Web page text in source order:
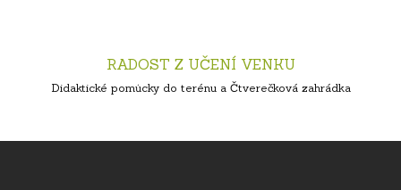
RADOST Z UČENÍ VENKU
Didaktické pomůcky do terénu a Čtverečková zahrádka